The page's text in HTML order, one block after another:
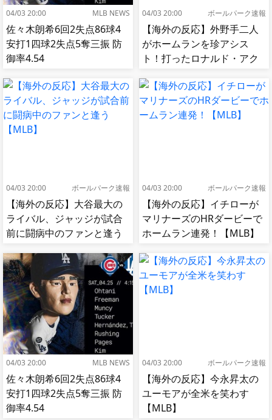
04/03 20:00 MLB NEWS
佐々木朗希6回2失点86球4
安打1四球2失点5奪三振 防
御率4.54
04/03 20:00 ボールパーク速報
【海外の反応】外野手二人
がホームランを珍アシス
ト！打ったロナルド・アク
04/03 20:00 ボールパーク速報
【海外の反応】大谷最大の
ライバル、ジャッジが試合
前に闘病中のファンと逢う
04/03 20:00 ボールパーク速報
【海外の反応】イチローが
マリナーズのHRダービーで
ホームラン連発！【MLB】
04/03 20:00 MLB NEWS
佐々木朗希6回2失点86球4
安打1四球2失点5奪三振 防
御率4.54
04/03 20:00 ボールパーク速報
【海外の反応】今永昇太の
ユーモアが全米を笑わす
【MLB】